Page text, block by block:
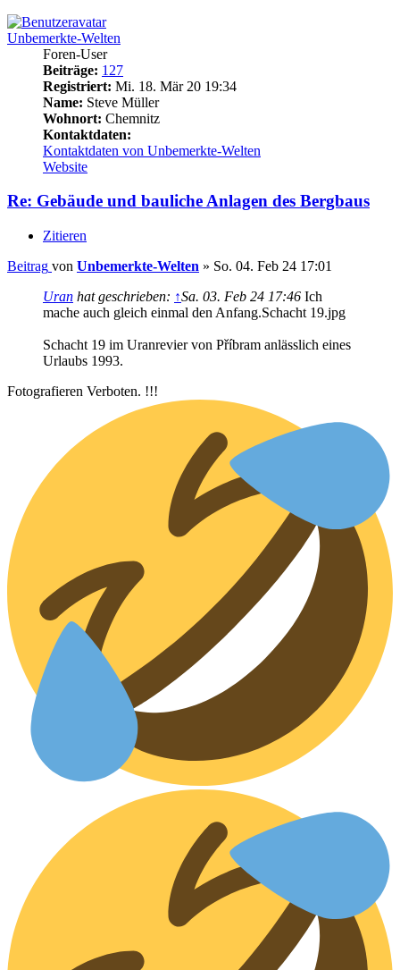
Unbemerkte-Welten
Foren-User
Beiträge: 127
Registriert: Mi. 18. Mär 20 19:34
Name: Steve Müller
Wohnort: Chemnitz
Kontaktdaten:
Kontaktdaten von Unbemerkte-Welten
Website
Re: Gebäude und bauliche Anlagen des Bergbaus
Zitieren
Beitrag von Unbemerkte-Welten » So. 04. Feb 24 17:01
Uran hat geschrieben: ↑Sa. 03. Feb 24 17:46 Ich
mache auch gleich einmal den Anfang.Schacht 19.jpg
Schacht 19 im Uranrevier von Příbram anlässlich eines
Urlaubs 1993.
Fotografieren Verboten. !!!